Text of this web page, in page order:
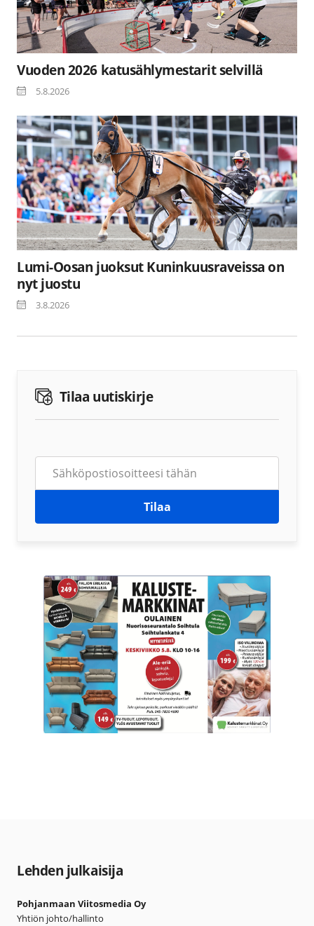
Vuoden 2026 katusählymestarit selvillä
5.8.2026
Lumi-Oosan juoksut Kuninkuusraveissa on
nyt juostu
3.8.2026
Tilaa uutiskirje
Tilaa
Lehden julkaisija
Pohjanmaan Viitosmedia Oy
Yhtiön johto/hallinto